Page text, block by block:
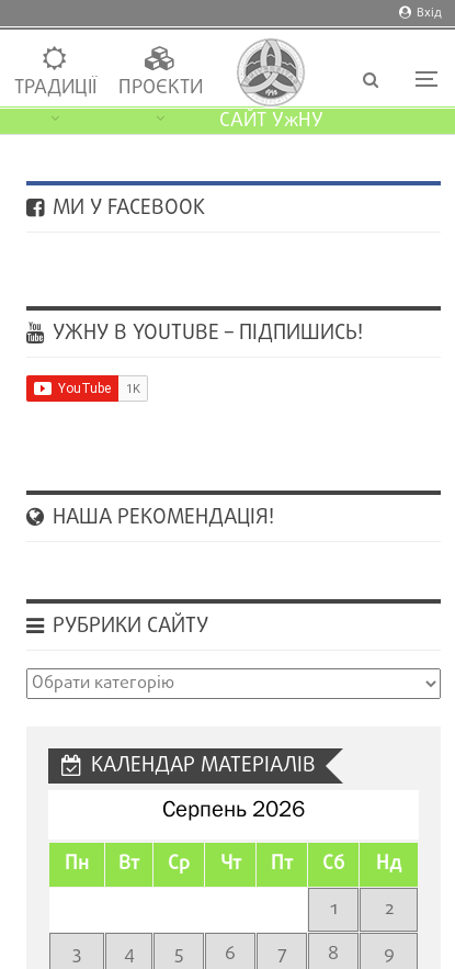
Вхід
ТРАДИЦІЇ
ПРОЄКТИ
САЙТ УжНУ
МИ У FACEBOOK
УЖНУ В YOUTUBE – ПІДПИШИСЬ!
НАША РЕКОМЕНДАЦІЯ!
РУБРИКИ САЙТУ
Рубрики
КАЛЕНДАР МАТЕРІАЛІВ
Серпень 2026
Пн Вт Ср Чт Пт Сб Нд
1
2
3
4 5 6 7 8
9